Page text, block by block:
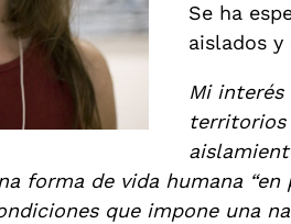
Se ha
aislados
Mi interés
territorios
forma de vida humana “en
que impone una